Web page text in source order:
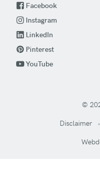
Facebook
Instagram
LinkedIn
Pinterest
YouTube
©
Disclaimer